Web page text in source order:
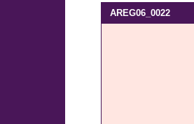
AREG06_0022